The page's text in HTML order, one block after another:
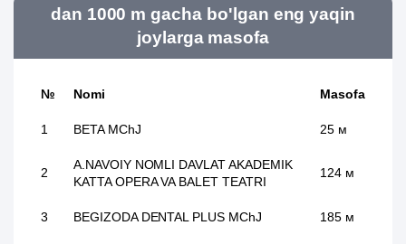
dan 1000 m gacha bo'lgan eng yaqin
joylarga masofa
№ Nomi Masofa
1 BETA MChJ 25 м
2
A.NAVOIY NOMLI DAVLAT AKADEMIK
KATTA OPERA VA BALET TEATRI
124 м
3 BEGIZODA DENTAL PLUS MChJ 185 м